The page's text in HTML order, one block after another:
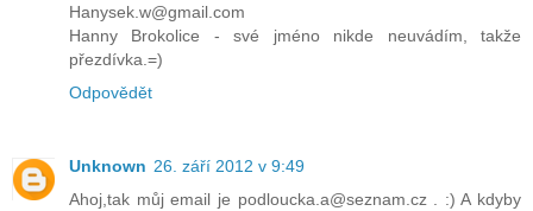
Hanysek.w@gmail.com
Hanny Brokolice - své jméno nikde neuvádím, takže
přezdívka.=)
Odpovědět
Unknown 26. září 2012 v 9:49
Ahoj,tak můj email je podloucka.a@seznam.cz . :) A kdyby